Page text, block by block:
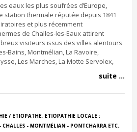
eaux les plus soufrées d’Europe,
station thermale réputée depuis 1841
et plus récemment
de Challes-les-Eaux attirent
visiteurs issus des villes alentours
Bains, Montmélian, La Ravoire,
Les Marches, La Motte Servolex,
suite ...
/ ETIOPATHE, ETIOPATHIE LOCALE :
CHALLES - MONTMÉLIAN - PONTCHARRA ETC.